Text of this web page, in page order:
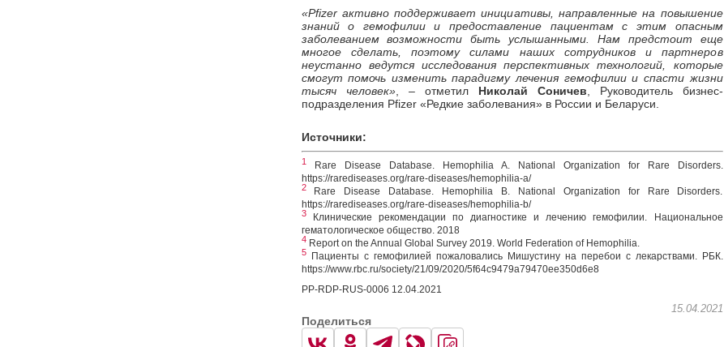
«Pfizer активно поддерживает инициативы, направленные на повышение
знаний о гемофилии и предоставление пациентам с этим опасным
заболеванием возможности быть услышанными. Нам предстоит еще
многое сделать, поэтому силами наших сотрудников и партнеров
неустанно ведутся исследования перспективных технологий, которые
смогут помочь изменить парадигму лечения гемофилии и спасти жизни
тысяч человек», – отметил Николай Соничев , Руководитель бизнес-
подразделения Pfizer «Редкие заболевания» в России и Беларуси.
Источники:
1Rare Disease Database. Hemophilia A. National Organization for Rare Disorders.
https://rarediseases.org/rare-diseases/hemophilia-a/
2Rare Disease Database. Hemophilia B. National Organization for Rare Disorders.
https://rarediseases.org/rare-diseases/hemophilia-b/
3Клинические рекомендации по диагностике и лечению гемофилии. Национальное
гематологическое общество. 2018
4Report on the Annual Global Survey 2019. World Federation of Hemophilia.
5Пациенты с гемофилией пожаловались Мишустину на перебои с лекарствами. РБК.
https://www.rbc.ru/society/21/09/2020/5f64c9479a79470ee350d6e8
PP-RDP-RUS-0006 12.04.2021
15.04.2021
Поделиться